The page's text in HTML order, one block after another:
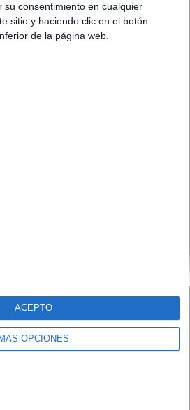
su consentimiento en cualquier
sitio y haciendo clic en el botón
de la página web.
MÁS OPCIONES
ACEPTO
EN